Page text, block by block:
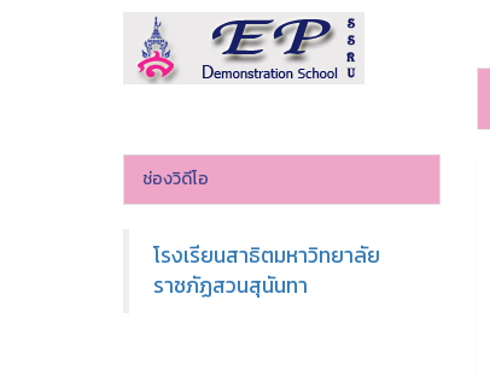
ช่องวิดีโอ
โรงเรียนสาธิตมหาวิทยาลัย
ราชภัฏสวนสุนันทา